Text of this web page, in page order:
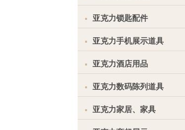
亚克力锁匙配件
亚克力手机展示道具
亚克力酒店用品
亚克力数码陈列道具
亚克力家居、家具